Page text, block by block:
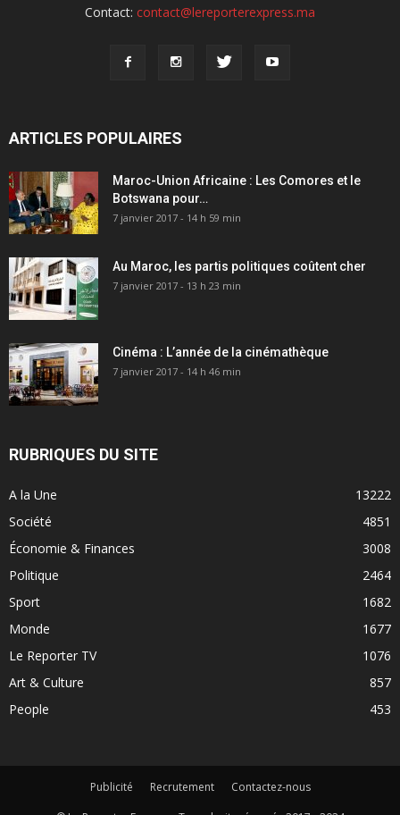
Contact: contact@lereporterexpress.ma
ARTICLES POPULAIRES
Maroc-Union Africaine : Les Comores et le
Botswana pour…
7 janvier 2017 - 14 h 59 min
Au Maroc, les partis politiques coûtent cher
7 janvier 2017 - 13 h 23 min
Cinéma : L’année de la cinémathèque
7 janvier 2017 - 14 h 46 min
RUBRIQUES DU SITE
A la Une
13222
Société
4851
Économie & Finances
3008
Politique
2464
Sport
1682
Monde
1677
Le Reporter TV
1076
Art & Culture
857
People
453
Publicité Recrutement
Contactez-nous